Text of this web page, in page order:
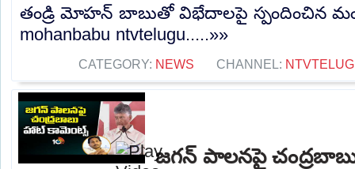
తండ్రి మోహన్ బాబుతో విభేదాలపై స్పందించిన
mohanbabu ntvtelugu.....»»
CATEGORY: NEWS CHANNEL:
జగన్ పాలనపై